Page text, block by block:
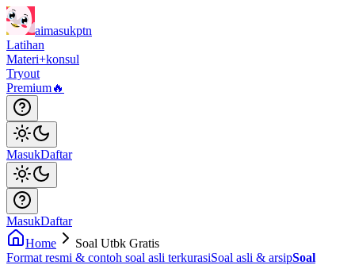
aimasukptn
Latihan
Materi+konsul
Tryout
Premium🔥
MasukDaftar
MasukDaftar
Home
Soal Utbk Gratis
Format resmi & contoh soal asli terkurasiSoal asli & arsipSoal